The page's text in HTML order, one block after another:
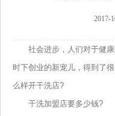
2017-
社会进步，人们对于健康
时下创业的新宠儿，得到了
么样开干洗店?
干洗加盟店要多少钱?